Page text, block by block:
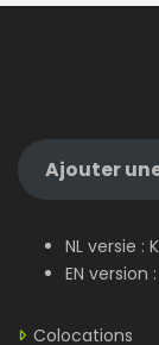
Ajouter
NL versie :
EN version :
Colocations